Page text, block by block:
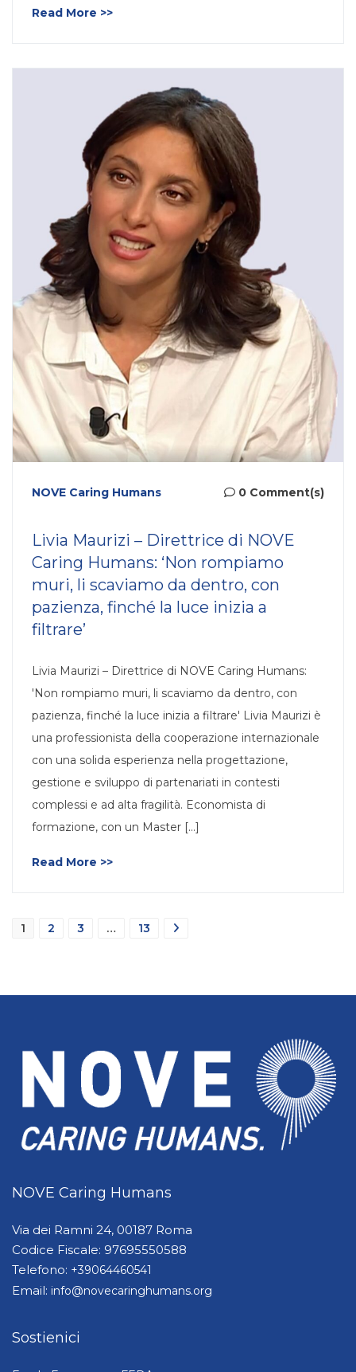
Read More >>
NOVE Caring Humans 0 Comment(s)
Livia Maurizi – Direttrice di NOVE
Caring Humans: ‘Non rompiamo
muri, li scaviamo da dentro, con
pazienza, finché la luce inizia a
filtrare’
Livia Maurizi – Direttrice di NOVE Caring Humans:
'Non rompiamo muri, li scaviamo da dentro, con
pazienza, finché la luce inizia a filtrare' Livia Maurizi è
una professionista della cooperazione internazionale
con una solida esperienza nella progettazione,
gestione e sviluppo di partenariati in contesti
complessi e ad alta fragilità. Economista di
formazione, con un Master [...]
Read More >>
Navigazione
1 2 3 … 13
NOVE Caring Humans
Via dei Ramni 24, 00187 Roma
Codice Fiscale: 97695550588
Telefono: +39064460541
Email: info@novecaringhumans.org
Sostienici